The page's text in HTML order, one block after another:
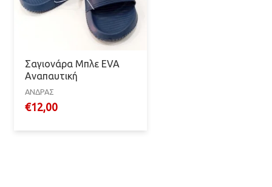
Σαγιονάρα Μπλε EVA
Αναπαυτική
ΑΝΔΡΑΣ
€12,00